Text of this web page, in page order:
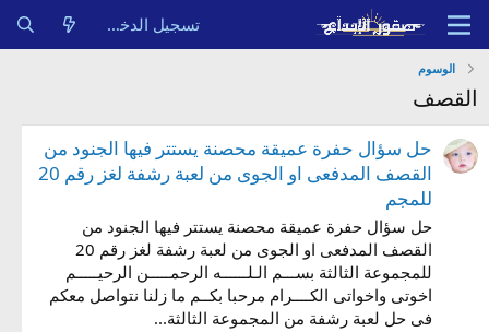
تسجيل الدخول
الوسوم
القصف
حل سؤال حفرة عميقة محصنة يستتر فيها الجنود من
القصف المدفعى او الجوى من لعبة رشفة لغز رقم 20
للمجم
حل سؤال حفرة عميقة محصنة يستتر فيها الجنود من
القصف المدفعى او الجوى من لعبة رشفة لغز رقم 20
للمجموعة الثالثة بســـم الـلــــــه الرحمـــــن الرحيـــــم
اخوتى واخواتى الكــــرام مرحبا بكــم ما زلنا نتواصل معكم
فى حل لعبة رشفة من المجموعة الثالثة...